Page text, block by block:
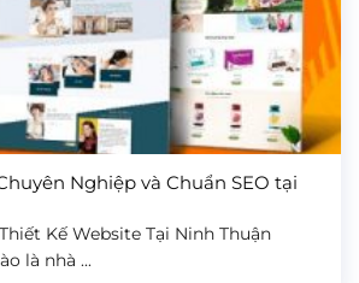
Nghiệp và Chuẩn SEO tại
Kế Website Tại Ninh Thuận
là nhà ...